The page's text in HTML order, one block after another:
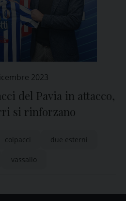
2023
del Pavia in attacco,
si rinforzano
colpacci due esterni
vassallo